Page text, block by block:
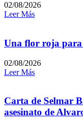
02/08/2026
Leer Más
Una flor roja
02/08/2026
Leer Más
Carta de Selmar
asesinato de